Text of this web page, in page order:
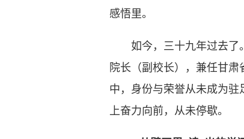
感悟里。
如今，三十九年过去了。
院长（副校长），兼任甘
中，身份与荣誉从未成为
上奋力向前，从未停歇。